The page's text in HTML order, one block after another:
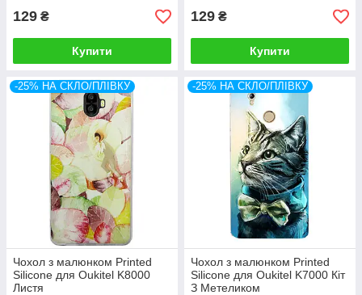
129 ₴
Купити
129 ₴
Купити
-25% НА СКЛО/ПЛІВКУ
Чохол з малюнком Printed
Silicone для Oukitel K8000
Листя
-25% НА СКЛО/ПЛІВКУ
Чохол з малюнком Printed
Silicone для Oukitel K7000 Кіт
З Метеликом